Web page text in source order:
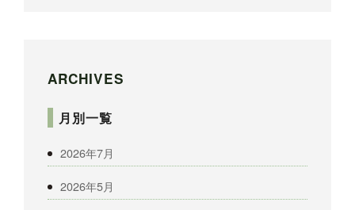
ARCHIVES
月別一覧
2026年7月
2026年5月